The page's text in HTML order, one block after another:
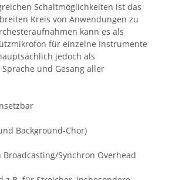
Schaltmöglichkeiten ist das
Kreis von Anwendungen zu
kann es als
für einzelne Instrumente
jedoch als
und Gesang aller
Background-Chor)
Synchron Overhead